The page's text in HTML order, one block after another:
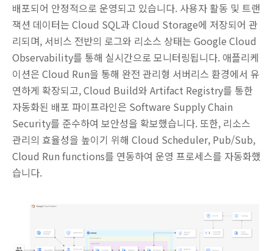
배포되어 안정적으로 운영되고 있습니다. 사용자 활동 및 트랜
잭션 데이터는 Cloud SQL과 Cloud Storage에 저장되어 관
리되며, 서비스 전반의 로그와 리소스 상태는 Google Cloud
Observability를 통해 실시간으로 모니터링됩니다. 애플리케
이션은 Cloud Run을 통해 완전 관리형 서버리스 환경에서 유
연하게 확장되고, Cloud Build와 Artifact Registry를 통한
자동화된 배포 파이프라인은 Software Supply Chain
Security를 준수하여 보안성을 확보했습니다. 또한, 리소스
관리의 효율성을 높이기 위해 Cloud Scheduler, Pub/Sub,
Cloud Run functions를 연동하여 운영 프로세스를 자동화했
습니다.